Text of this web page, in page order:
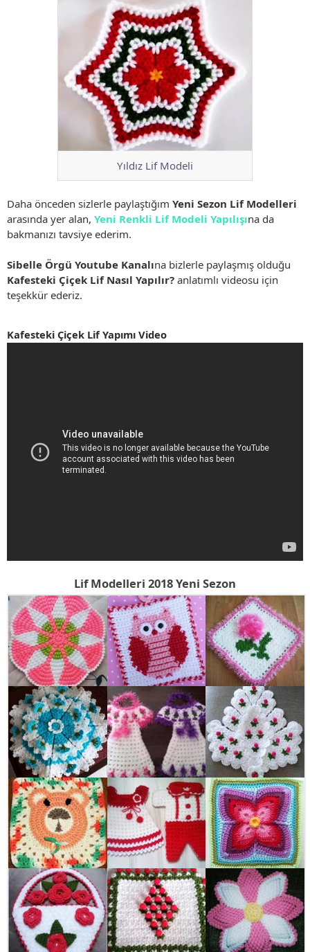
Yıldız Lif Modeli
Daha önceden sizlerle paylaştığım Yeni Sezon Lif Modelleri
arasında yer alan, Yeni Renkli Lif Modeli Yapılışına da
bakmanızı tavsiye ederim.
Sibelle Örgü Youtube Kanalına bizlerle paylaşmış olduğu
Kafesteki Çiçek Lif Nasıl Yapılır? anlatımlı videosu için
teşekkür ederiz.
Kafesteki Çiçek Lif Yapımı Video
Lif Modelleri 2018 Yeni Sezon